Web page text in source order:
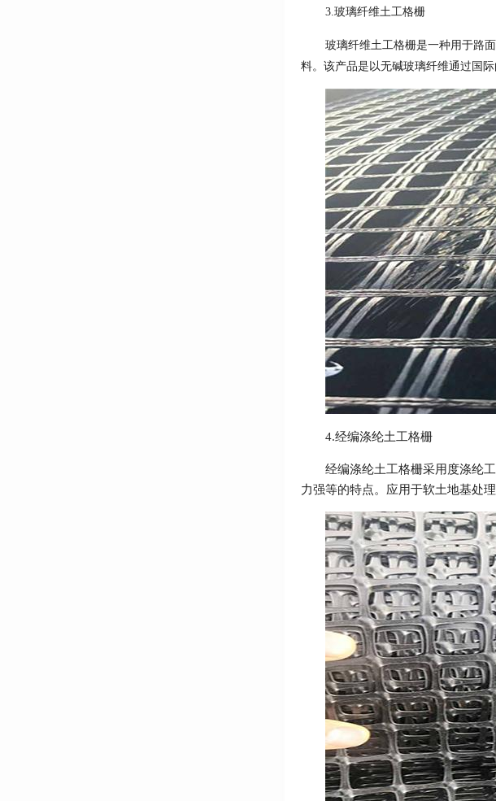
3.玻璃纤维土工格栅
玻璃纤维土工格栅是一种用于路
料。该产品是以无碱玻璃纤维通过国
4.经编涤纶土工格栅
经编涤纶土工格栅采用度涤纶
力强等的特点。应用于软土地基处